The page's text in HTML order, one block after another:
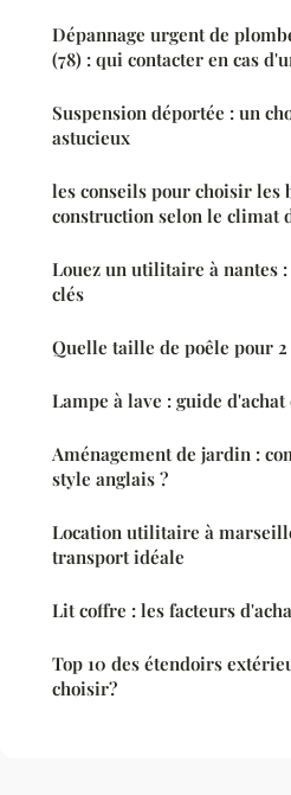
Dépannage urgent de
(78) : qui contacter en cas
Suspension déportée : un
astucieux
les conseils pour choisir les
construction selon le climat
Louez un utilitaire à nantes
clés
Quelle taille de poêle pour 2
Lampe à lave : guide d'achat
Aménagement de jardin :
style anglais ?
Location utilitaire à
transport idéale
Lit coffre : les facteurs
Top 10 des étendoirs
choisir?